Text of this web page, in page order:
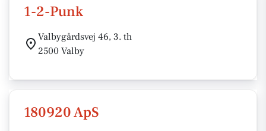
1-2-Punk
Valbygårdsvej 46, 3. th
2500 Valby
180920 ApS